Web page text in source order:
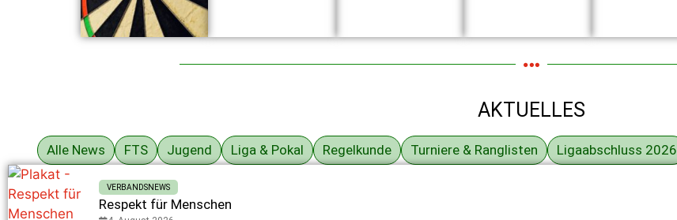
AKTUELLES
Alle News FTS Jugend Liga & Pokal Regelkunde Turniere & Ranglisten Ligaabschluss 2026
VERBANDSNEWS
Respekt für Menschen